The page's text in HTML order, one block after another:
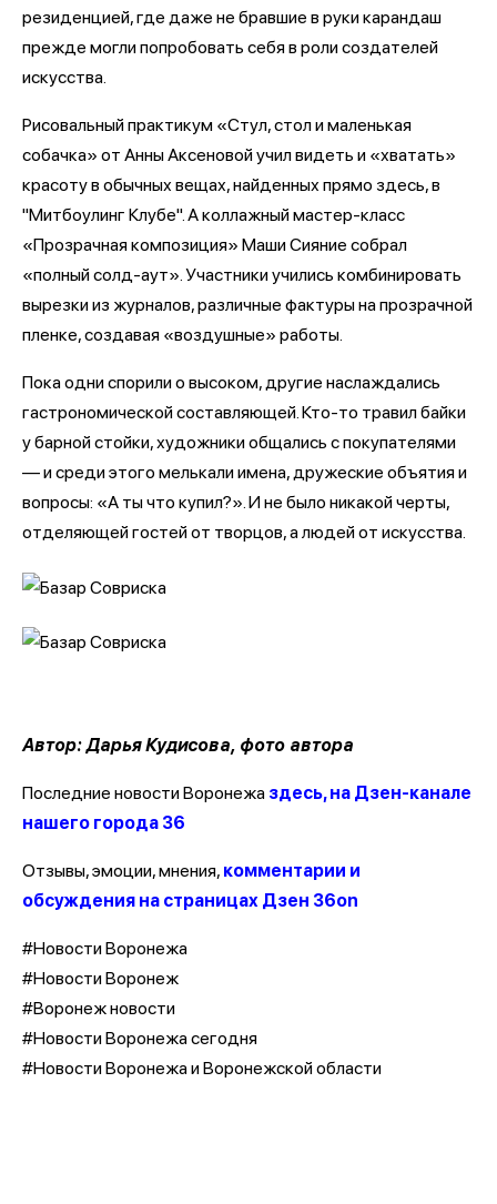
резиденцией, где даже не бравшие в руки карандаш
прежде могли попробовать себя в роли создателей
искусства.
Рисовальный практикум «Стул, стол и маленькая
собачка» от Анны Аксеновой учил видеть и «хватать»
красоту в обычных вещах, найденных прямо здесь, в
"Митбоулинг Клубе". А коллажный мастер-класс
«Прозрачная композиция» Маши Сияние собрал
«полный солд-аут». Участники учились комбинировать
вырезки из журналов, различные фактуры на прозрачной
пленке, создавая «воздушные» работы.
Пока одни спорили о высоком, другие наслаждались
гастрономической составляющей. Кто-то травил байки
у барной стойки, художники общались с покупателями
— и среди этого мелькали имена, дружеские объятия и
вопросы: «А ты что купил?». И не было никакой черты,
отделяющей гостей от творцов, а людей от искусства.
Автор: Дарья Кудисова, фото автора
Последние новости Воронежа здесь, на Дзен-канале
нашего города 36
Отзывы, эмоции, мнения, комментарии и
обсуждения на страницах Дзен 36on
#Новости Воронежа
#Новости Воронеж
#Воронеж новости
#Новости Воронежа сегодня
#Новости Воронежа и Воронежской области